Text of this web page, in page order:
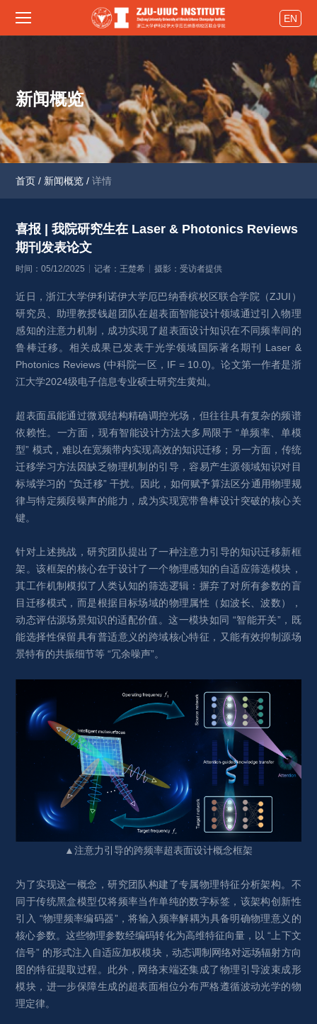
EN
新闻概览
首页 / 新闻概览 / 详情
喜报 | 我院研究生在 Laser & Photonics Reviews
期刊发表论文
时间：05/12/2025 记者：王楚希 摄影：受访者提供
近日，浙江大学伊利诺伊大学厄巴纳香槟校区联合学院（ZJUI）
研究员、助理教授钱超团队在超表面智能设计领域通过引入物理
感知的注意力机制，成功实现了超表面设计知识在不同频率间的
鲁棒迁移。相关成果已发表于光学领域国际著名期刊 Laser &
Photonics Reviews (中科院一区，IF = 10.0)。论文第一作者是浙
江大学2024级电子信息专业硕士研究生黄灿。
超表面虽能通过微观结构精确调控光场，但往往具有复杂的频谱
依赖性。一方面，现有智能设计方法大多局限于 “单频率、单模
型” 模式，难以在宽频带内实现高效的知识迁移；另一方面，传统
迁移学习方法因缺乏物理机制的引导，容易产生源领域知识对目
标域学习的 “负迁移” 干扰。因此，如何赋予算法区分通用物理规
律与特定频段噪声的能力，成为实现宽带鲁棒设计突破的核心关
键。
针对上述挑战，研究团队提出了一种注意力引导的知识迁移新框
架。该框架的核心在于设计了一个物理感知的自适应筛选模块，
其工作机制模拟了人类认知的筛选逻辑：摒弃了对所有参数的盲
目迁移模式，而是根据目标场域的物理属性（如波长、波数），
动态评估源场景知识的适配价值。这一模块如同 “智能开关”，既
能选择性保留具有普适意义的跨域核心特征，又能有效抑制源场
景特有的共振细节等 “冗余噪声”。
▲注意力引导的跨频率超表面设计概念框架
为了实现这一概念，研究团队构建了专属物理特征分析架构。不
同于传统黑盒模型仅将频率当作单纯的数字标签，该架构创新性
引入 “物理频率编码器”，将输入频率解耦为具备明确物理意义的
核心参数。这些物理参数经编码转化为高维特征向量，以 “上下文
信号” 的形式注入自适应加权模块，动态调制网络对远场辐射方向
图的特征提取过程。此外，网络末端还集成了物理引导波束成形
模块，进一步保障生成的超表面相位分布严格遵循波动光学的物
理定律。